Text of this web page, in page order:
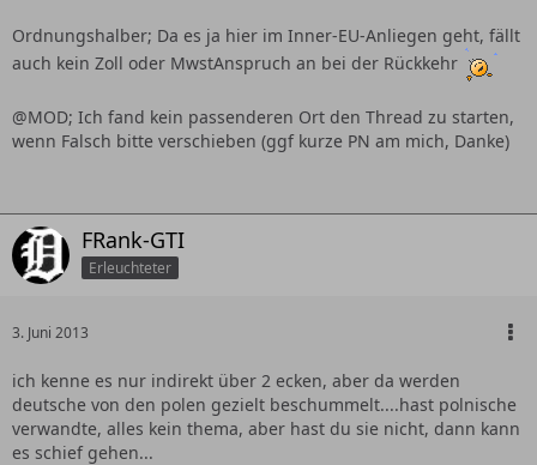
Ordnungshalber; Da es ja hier im Inner-EU-Anliegen geht, fällt
auch kein Zoll oder MwstAnspruch an bei der Rückkehr
@MOD; Ich fand kein passenderen Ort den Thread zu starten,
wenn Falsch bitte verschieben (ggf kurze PN am mich, Danke)
FRank-GTI
Erleuchteter
3. Juni 2013
ich kenne es nur indirekt über 2 ecken, aber da werden
deutsche von den polen gezielt beschummelt....hast polnische
verwandte, alles kein thema, aber hast du sie nicht, dann kann
es schief gehen...